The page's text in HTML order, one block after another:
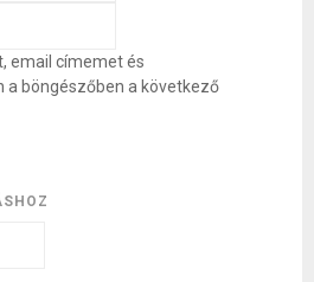
email címemet és
böngészőben a következő